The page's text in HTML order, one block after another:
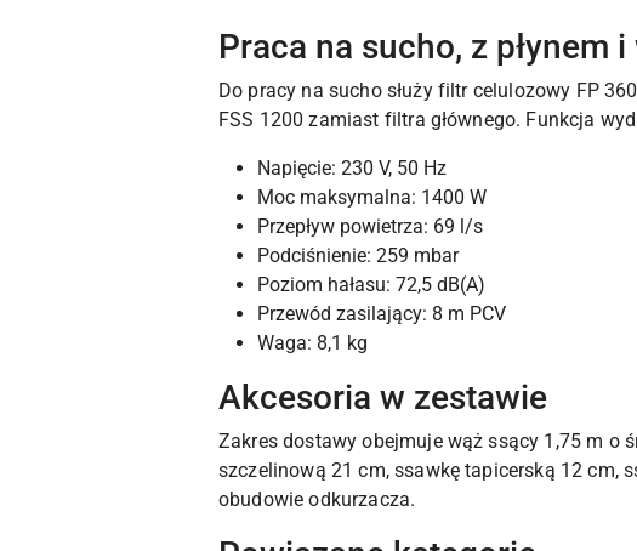
Praca na sucho, z płynem
Do pracy na sucho służy filtr celulozowy FP
FSS 1200 zamiast filtra głównego. Funkcja
Napięcie: 230 V, 50 Hz
Moc maksymalna: 1400 W
Przepływ powietrza: 69 l/s
Podciśnienie: 259 mbar
Poziom hałasu: 72,5 dB(A)
Przewód zasilający: 8 m PCV
Waga: 8,1 kg
Akcesoria w zestawie
Zakres dostawy obejmuje wąż ssący 1,75 m o
szczelinową 21 cm, ssawkę tapicerską 12 cm,
obudowie odkurzacza.